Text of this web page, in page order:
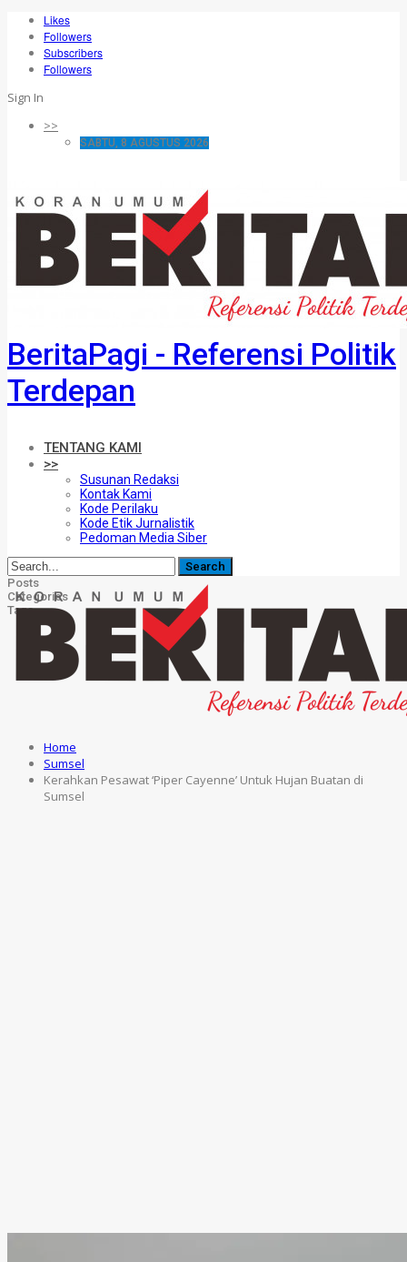
Likes
Followers
Subscribers
Followers
Sign In
>>
SABTU, 8 AGUSTUS 2026
BeritaPagi - Referensi Politik
Terdepan
TENTANG KAMI
>>
Susunan Redaksi
Kontak Kami
Kode Perilaku
Kode Etik Jurnalistik
Pedoman Media Siber
Posts
Categories
Tags
Home
Sumsel
Kerahkan Pesawat ‘Piper Cayenne’ Untuk Hujan Buatan di
Sumsel